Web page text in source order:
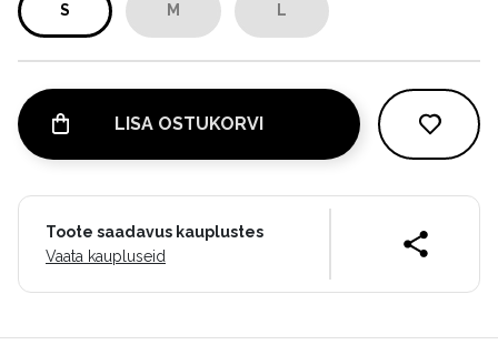
S M L
LISA OSTUKORVI
Toote saadavus kauplustes
Vaata kaupluseid